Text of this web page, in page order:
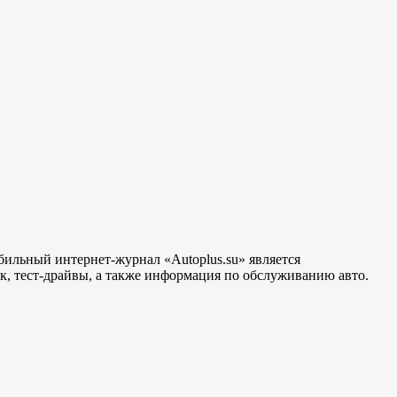
интернет-журнал «Autoplus.su» является
тест-драйвы, а также информация по обслуживанию авто.